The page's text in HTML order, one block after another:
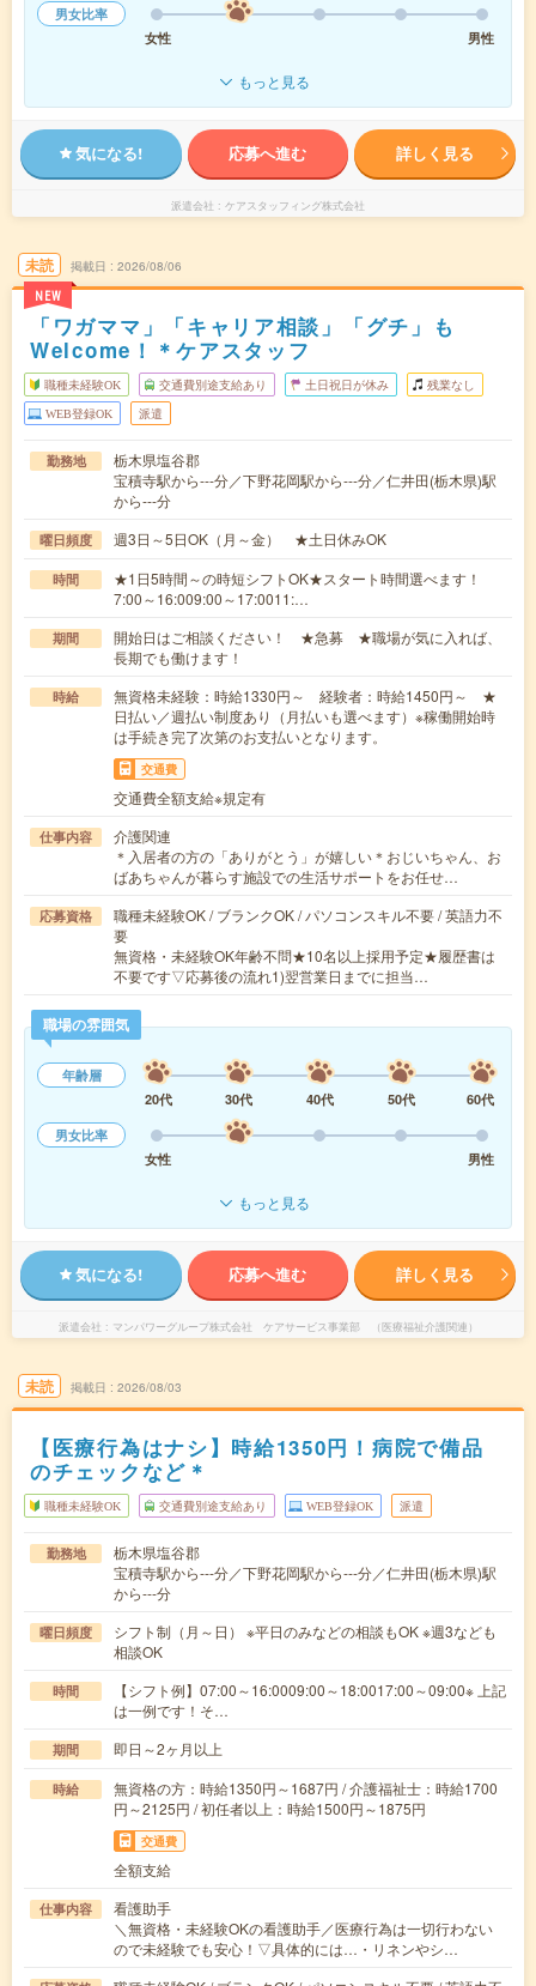
男女比率
女性
男性
もっと見る
気になる! 応募へ進む 詳しく見る
派遣会社 ケアスタッフィング株式会社
未読
NEW
掲載日 2026/08/06
「ワガママ」「キャリア相談」「グチ」も
Welcome！＊ケアスタッフ
職種未経験OK 交通費別途支給あり 土日祝日が休み 残業なし
WEB登録OK 派遣
勤務地
栃木県塩谷郡
宝積寺駅から---分／下野花岡駅から---分／仁井田(栃木県)駅
から---分
曜日頻度 週3日～5日OK（月～金） ★土日休みOK
時間
★1日5時間～の時短シフトOK★スタート時間選べます！
7:00～16:009:00～17:0011:…
期間
開始日はご相談ください！ ★急募 ★職場が気に入れば、
長期でも働けます！
時給
無資格未経験：時給1330円～ 経験者：時給1450円～ ★
日払い／週払い制度あり（月払いも選べます）※稼働開始時
は手続き完了次第のお支払いとなります。
交通費
交通費全額支給※規定有
仕事内容
介護関連
＊入居者の方の「ありがとう」が嬉しい＊おじいちゃん、お
ばあちゃんが暮らす施設での生活サポートをお任せ…
応募資格
職種未経験OK / ブランクOK / パソコンスキル不要 / 英語力不
要
無資格・未経験OK年齢不問★10名以上採用予定★履歴書は
不要です▽応募後の流れ1)翌営業日までに担当…
職場の雰囲気
年齢層
20代
30代 40代 50代
60代
男女比率
女性
男性
もっと見る
気になる! 応募へ進む 詳しく見る
派遣会社 マンパワーグループ株式会社 ケアサービス事業部 （医療福祉介護関連）
未読 掲載日 2026/08/03
【医療行為はナシ】時給1350円！病院で備品
のチェックなど＊
職種未経験OK 交通費別途支給あり WEB登録OK 派遣
勤務地
栃木県塩谷郡
宝積寺駅から---分／下野花岡駅から---分／仁井田(栃木県)駅
から---分
曜日頻度
シフト制（月～日） ※平日のみなどの相談もOK ※週3なども
相談OK
時間
【シフト例】07:00～16:0009:00～18:0017:00～09:00※ 上記
は一例です！そ…
期間 即日～2ヶ月以上
時給
無資格の方：時給1350円～1687円 / 介護福祉士：時給1700
円～2125円 / 初任者以上：時給1500円～1875円
交通費
全額支給
仕事内容
看護助手
＼無資格・未経験OKの看護助手／医療行為は一切行わない
ので未経験でも安心！▽具体的には…・リネンやシ…